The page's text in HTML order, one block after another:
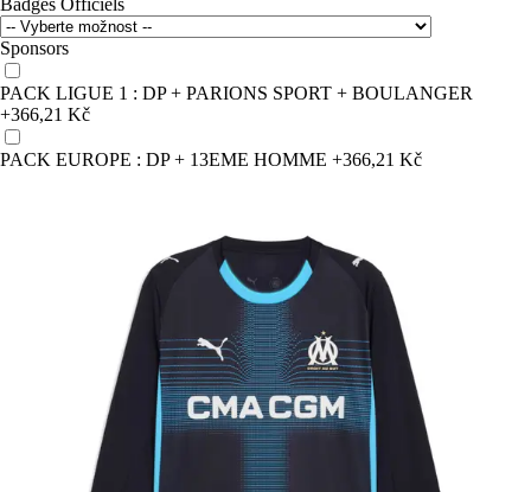
Sponsors
PACK LIGUE 1 : DP + PARIONS SPORT + BOULANGER
+366,21 Kč
PACK EUROPE : DP + 13EME HOMME +366,21 Kč